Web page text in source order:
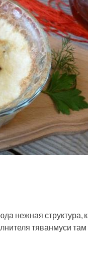
нежная структура,
тяванмуси